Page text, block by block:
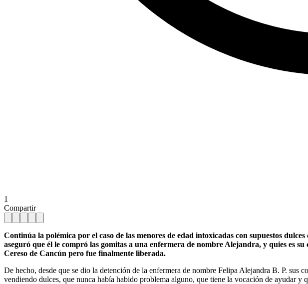
1
Compartir
Continúa la polémica por el caso de las menores de edad intoxicadas con supuestos
aseguró que él le compró las gomitas a una enfermera de nombre Alejandra, y quies es
Cereso de Cancún pero fue finalmente liberada.
De hecho, desde que se dio la detención de la enfermera de nombre Felipa Alejandra B. P. sus
vendiendo dulces, que nunca había habido problema alguno, que tiene la vocación de ayudar y